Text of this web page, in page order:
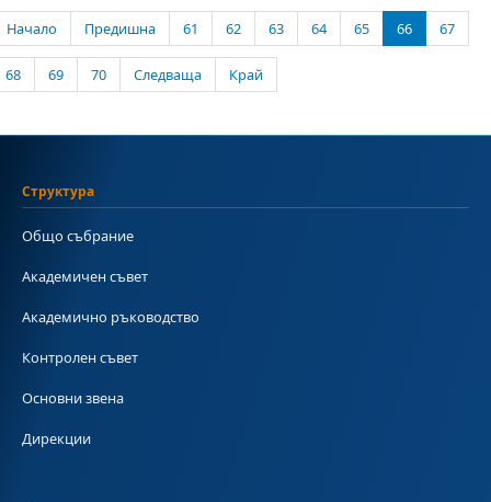
Начало Предишна 61 62 63 64 65 66 67
68 69 70 Следваща Край
Структура
Общо събрание
Академичен съвет
Академично ръководство
Контролен съвет
Основни звена
Дирекции